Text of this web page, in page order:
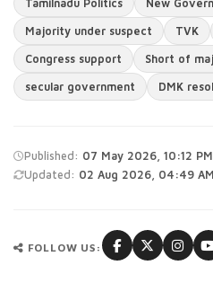
Tamilnadu Politics
New
Majority under suspect TVK
Congress support Short of
secular government DMK
Published: 07 May 2026, 10:12 PM
Updated: 02 Aug 2026, 04:49 AM
FOLLOW US: